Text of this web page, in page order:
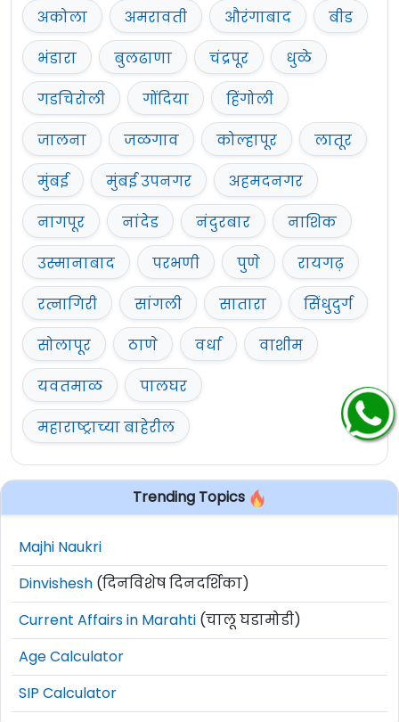
अकोला अमरावती औरंगाबाद
बीड
भंडारा
बुलढाणा चंद्रपूर
धुळे
गडचिरोली
गोंदिया
हिंगोली
जालना
जळगाव कोल्हापूर
लातूर
मुंबई
मुंबई उपनगर
अहमदनगर
नागपूर
नांदेड नंदुरबार
नाशिक
उस्मानाबाद
परभणी पुणे
रायगढ़
रत्नागिरी
सांगली सातारा
सिंधुदुर्ग
सोलापूर
ठाणे वर्धा
वाशीम
यवतमाळ
पालघर
महाराष्ट्राच्या बाहेरील
Trending Topics
Majhi Naukri
Dinvishesh (दिनविशेष दिनदर्शिका)
Current Affairs in Marahti (चालू घडामोडी)
Age Calculator
SIP Calculator